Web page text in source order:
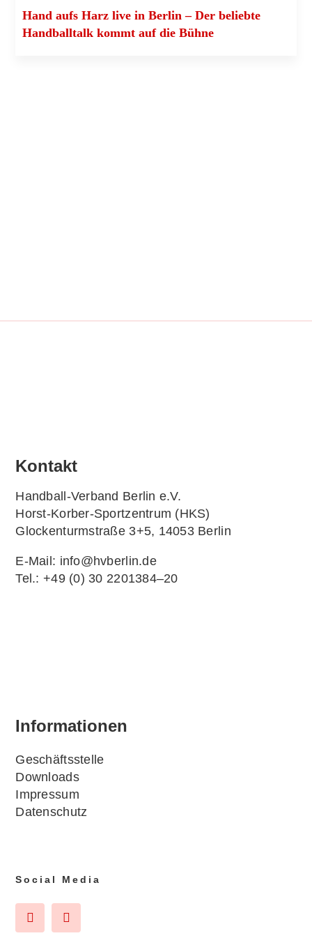
Hand aufs Harz live in Ber­lin – Der belieb­te
Hand­ball­talk kommt auf die Bühne
Kon­takt
Hand­ball-Ver­band Ber­lin e.V.
Horst-Korb­er-Sport­zen­trum (HKS)
Glo­cken­turm­stra­ße 3+5, 14053 Berlin
E‑Mail: info@hvberlin.de
Tel.: +49 (0) 30 2201384–20
Infor­ma­tio­nen
Geschäfts­stel­le
Down­loads
Impres­sum
Daten­schutz
Social Media